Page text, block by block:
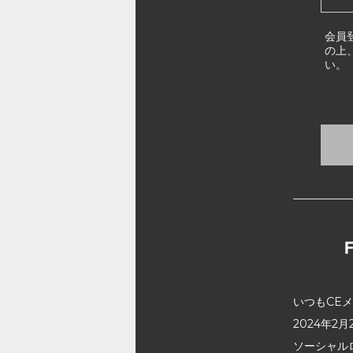
会員
の上
い。
いつもCE
2024年2月
ソーシャ